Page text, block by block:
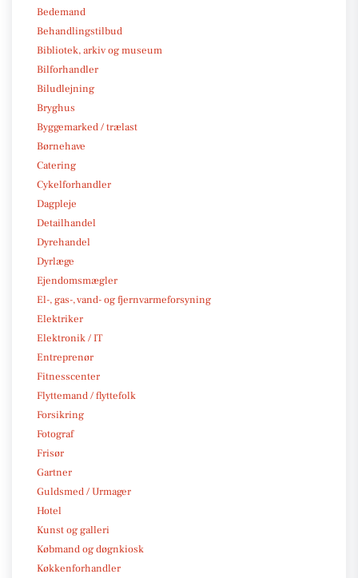
Bedemand
Behandlingstilbud
Bibliotek, arkiv og museum
Bilforhandler
Biludlejning
Bryghus
Byggemarked / trælast
Børnehave
Catering
Cykelforhandler
Dagpleje
Detailhandel
Dyrehandel
Dyrlæge
Ejendomsmægler
El-, gas-, vand- og fjernvarmeforsyning
Elektriker
Elektronik / IT
Entreprenør
Fitnesscenter
Flyttemand / flyttefolk
Forsikring
Fotograf
Frisør
Gartner
Guldsmed / Urmager
Hotel
Kunst og galleri
Købmand og døgnkiosk
Køkkenforhandler